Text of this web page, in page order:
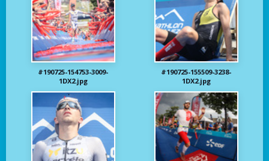
#190725-154753-3009-
1DX2.jpg
#190725-155509-3238-
1DX2.jpg